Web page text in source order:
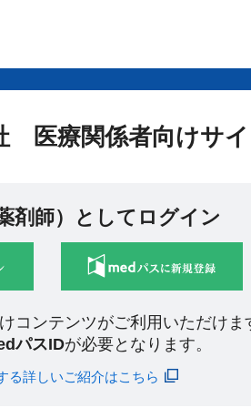
医療関係者向けサ
剤師）としてログイン
コンテンツがご利用いただけま
パスIDが必要となります。
る詳しいご紹介はこちら